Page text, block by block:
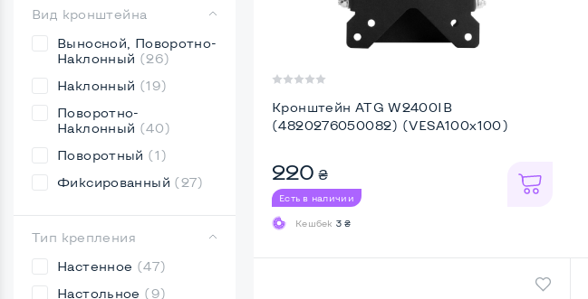
Вид кронштейна
Выносной, Поворотно-
Наклонный (26)
Наклонный (19)
Поворотно-
Наклонный (40)
Поворотный (1)
Фиксированный (27)
Тип крепления
Настенное (47)
Настольное (9)
Кронштейн ATG W2400IB
(4820276050082) (VESA100х100)
220 ₴
Есть в наличии
Кешбек 3 ₴